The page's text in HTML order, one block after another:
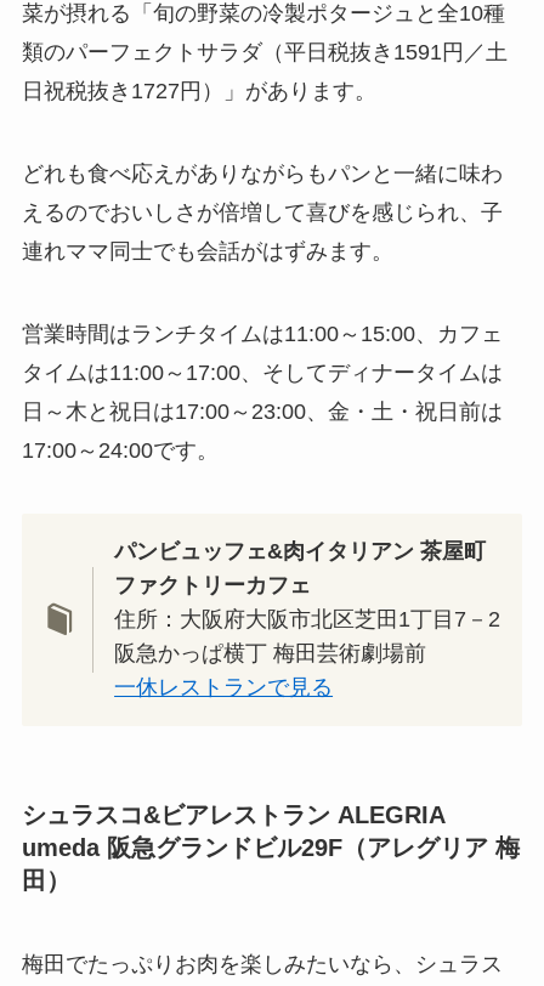
菜が摂れる「旬の野菜の冷製ポタージュと全10種
類のパーフェクトサラダ（平日税抜き1591円／土
日祝税抜き1727円）」があります。
どれも食べ応えがありながらもパンと一緒に味わ
えるのでおいしさが倍増して喜びを感じられ、子
連れママ同士でも会話がはずみます。
営業時間はランチタイムは11:00～15:00、カフェ
タイムは11:00～17:00、そしてディナータイムは
日～木と祝日は17:00～23:00、金・土・祝日前は
17:00～24:00です。
パンビュッフェ&肉イタリアン 茶屋町
ファクトリーカフェ
住所：大阪府大阪市北区芝田1丁目7－2
阪急かっぱ横丁 梅田芸術劇場前
一休レストランで見る
シュラスコ&ビアレストラン ALEGRIA
umeda 阪急グランドビル29F（アレグリア 梅
田）
梅田でたっぷりお肉を楽しみたいなら、シュラス